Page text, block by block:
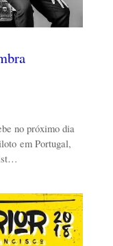
no próximo dia
em Portugal,